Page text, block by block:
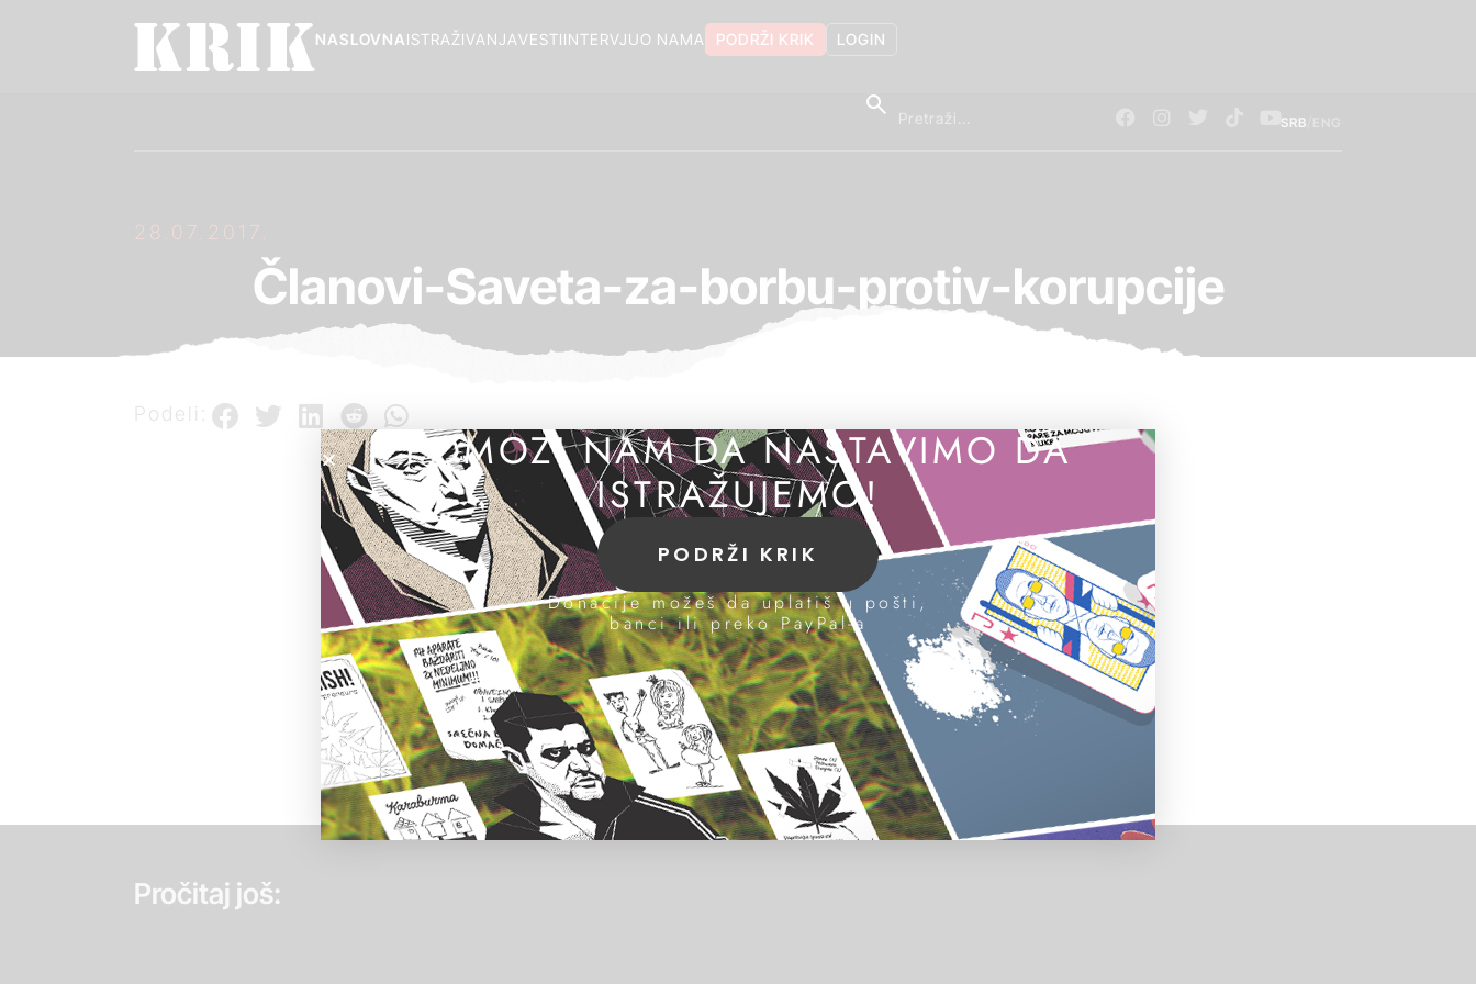
LOGIN
PODRŽI KRIK
O NAMA
INTERVJU
VESTI
ISTRAŽIVANJA
NASLOVNA
SRB
28.07.2017.
Članovi-Saveta-za-borbu-protiv-korupcije
Podeli:
Pročitaj još:
POMOZI NAM DA NASTAVIMO DA
ISTRAŽUJEMO!
PODRŽI KRIK
Donacije možeš da uplatiš u pošti,
banci ili preko PayPal-a